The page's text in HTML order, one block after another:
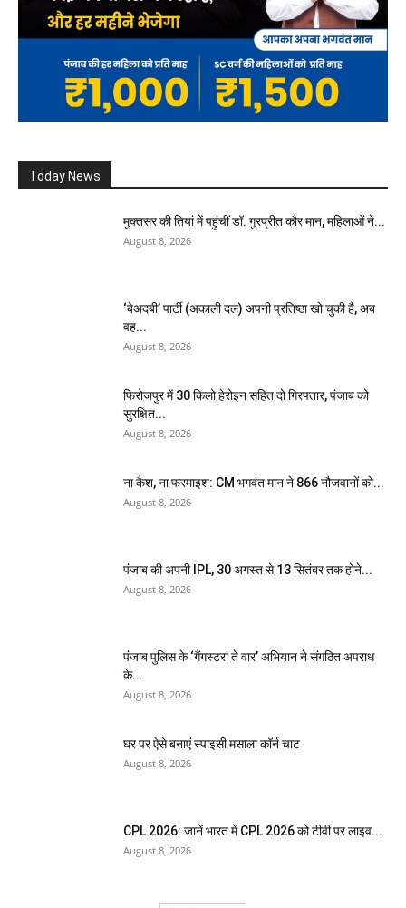
Today News
मुक्तसर की तियां में पहुंचीं डॉ. गुरप्रीत कौर मान, महिलाओं ने...
August 8, 2026
‘बेअदबी’ पार्टी (अकाली दल) अपनी प्रतिष्ठा खो चुकी है, अब
वह...
August 8, 2026
फिरोजपुर में 30 किलो हेरोइन सहित दो गिरफ्तार, पंजाब को
सुरक्षित...
August 8, 2026
ना कैश, ना फरमाइश: CM भगवंत मान ने 866 नौजवानों को...
August 8, 2026
पंजाब की अपनी IPL, 30 अगस्त से 13 सितंबर तक होने...
August 8, 2026
पंजाब पुलिस के ‘गैंगस्टरां ते वार’ अभियान ने संगठित अपराध
के...
August 8, 2026
घर पर ऐसे बनाएं स्पाइसी मसाला कॉर्न चाट
August 8, 2026
CPL 2026: जानें भारत में CPL 2026 को टीवी पर लाइव...
August 8, 2026